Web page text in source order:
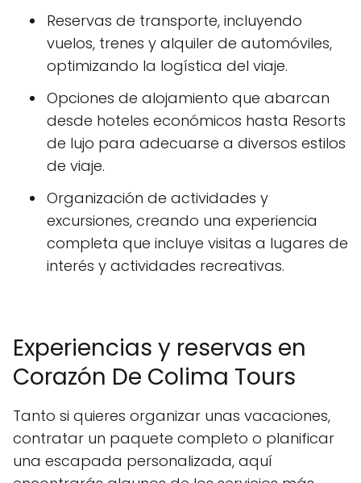
Reservas de transporte, incluyendo
vuelos, trenes y alquiler de automóviles,
optimizando la logística del viaje.
Opciones de alojamiento que abarcan
desde hoteles económicos hasta Resorts
de lujo para adecuarse a diversos estilos
de viaje.
Organización de actividades y
excursiones, creando una experiencia
completa que incluye visitas a lugares de
interés y actividades recreativas.
Experiencias y reservas en
Corazón De Colima Tours
Tanto si quieres organizar unas vacaciones,
contratar un paquete completo o planificar
una escapada personalizada, aquí